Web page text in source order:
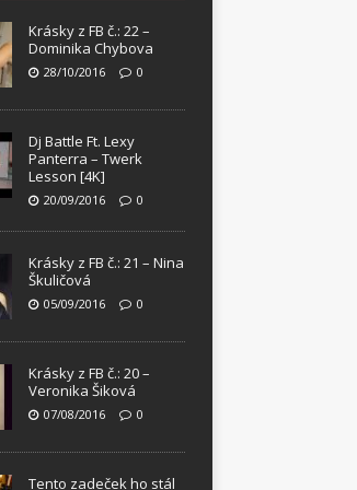
Krásky z FB č.: 22 –
Dominika Chybova
28/10/2016 0
Dj Battle Ft. Lexy
Panterra – Twerk
Lesson [4K]
20/09/2016 0
Krásky z FB č.: 21 – Nina
Škuličová
05/09/2016 0
Krásky z FB č.: 20 –
Veronika Šiková
07/08/2016 0
Tento zadeček ho stál